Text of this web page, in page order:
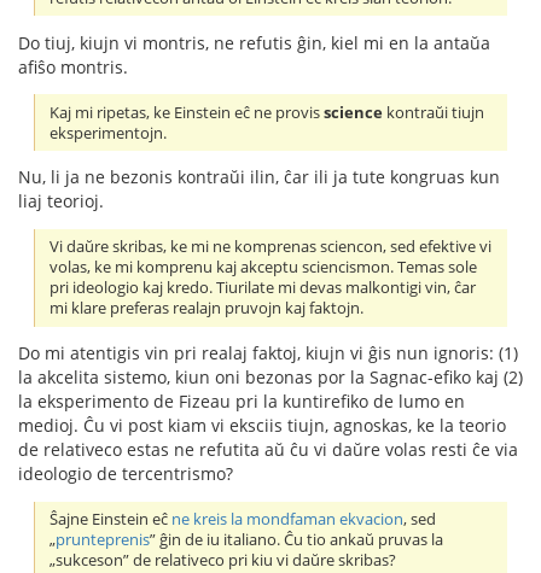
Do tiuj, kiujn vi montris, ne refutis ĝin, kiel mi en la antaŭa
afiŝo montris.
Kaj mi ripetas, ke Einstein eĉ ne provisscience kontraŭi tiujn
eksperimentojn.
Nu, li ja ne bezonis kontraŭi ilin, ĉar ili ja tute kongruas kun
liaj teorioj.
Vi daŭre skribas, ke mi ne komprenas sciencon, sed efektive vi
volas, ke mi komprenu kaj akceptu sciencismon. Temas sole
pri ideologio kaj kredo. Tiurilate mi devas malkontigi vin, ĉar
mi klare preferas realajn pruvojn kaj faktojn.
Do mi atentigis vin pri realaj faktoj, kiujn vi ĝis nun ignoris: (1)
la akcelita sistemo, kiun oni bezonas por la Sagnac-efiko kaj (2)
la eksperimento de Fizeau pri la kuntirefiko de lumo en
medioj. Ĉu vi post kiam vi eksciis tiujn, agnoskas, ke la teorio
de relativeco estas ne refutita aŭ ĉu vi daŭre volas resti ĉe via
ideologio de tercentrismo?
Ŝajne Einstein eĉ ne kreis la mondfaman ekvacion, sed
„prunteprenis” ĝin de iu italiano. Ĉu tio ankaŭ pruvas la
„sukceson” de relativeco pri kiu vi daŭre skribas?